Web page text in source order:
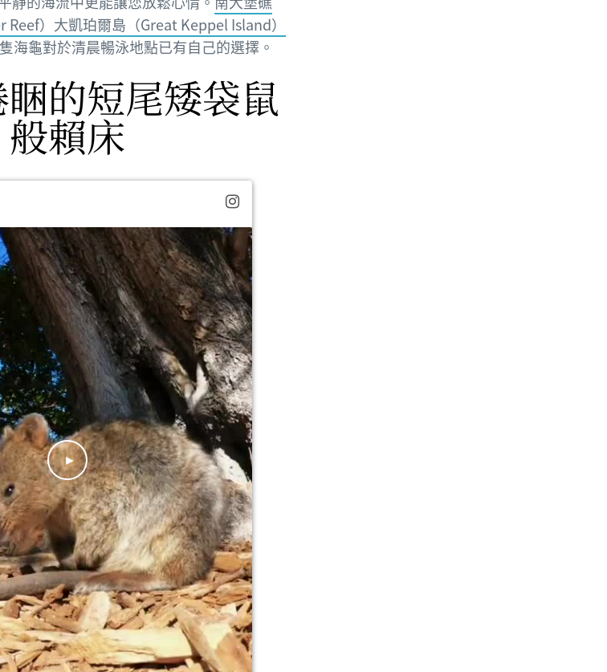
） 大凱珀爾島（Great Keppel Island）
海龜對於清晨暢泳地點已有自己的選擇。
的短尾矮袋鼠
般賴床